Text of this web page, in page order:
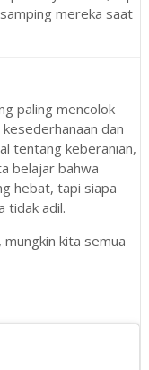
mereka saat
paling mencolok
dan
tentang keberanian,
belajar bahwa
hebat, tapi siapa
tidak adil.
kita semua